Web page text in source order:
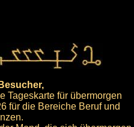
Tageskarte für übermorgen
für die Bereiche Beruf und